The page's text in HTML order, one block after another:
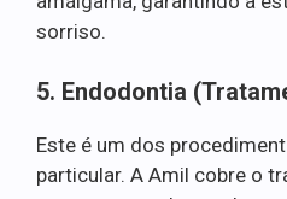
sorriso.
5. Endodontia
Este é um dos
particular. A Amil cobre o